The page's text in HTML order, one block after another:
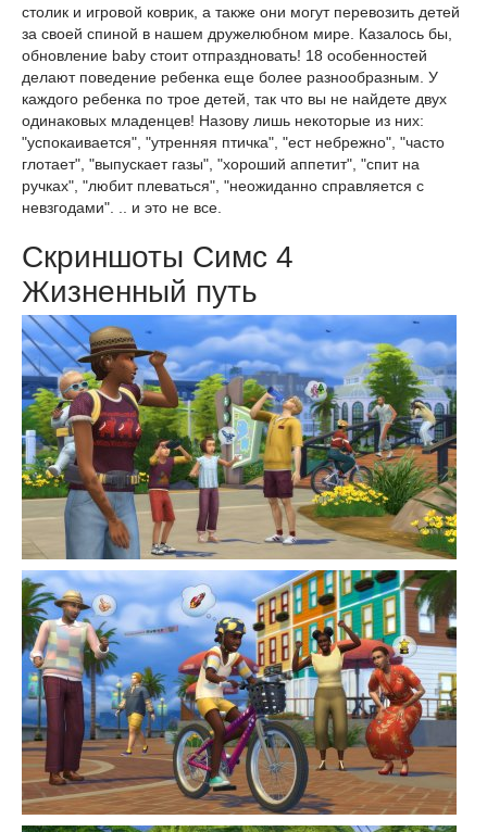
столик и игровой коврик, а также они могут перевозить детей
за своей спиной в нашем дружелюбном мире. Казалось бы,
обновление baby стоит отпраздновать! 18 особенностей
делают поведение ребенка еще более разнообразным. У
каждого ребенка по трое детей, так что вы не найдете двух
одинаковых младенцев! Назову лишь некоторые из них:
"успокаивается", "утренняя птичка", "ест небрежно", "часто
глотает", "выпускает газы", "хороший аппетит", "спит на
ручках", "любит плеваться", "неожиданно справляется с
невзгодами". .. и это не все.
Скриншоты Симс 4
Жизненный путь